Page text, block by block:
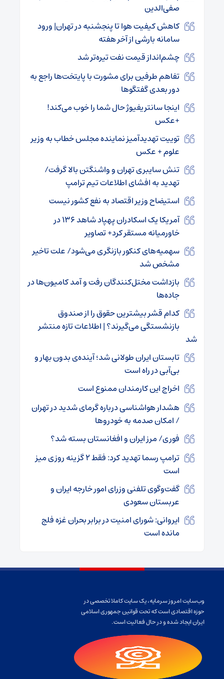
صفی‌الدین
کاهش کیفیت هوا تا پنجشنبه در تهران| ورود
سامانه بارشی از آخر هفته
چشم‌انداز قیمت نفت تیره‌تر شد
تفاهم طرفین برای مشورت با پایتخت‌ها راجع به
دور بعدی گفتگوها
اینجا سانتریفیوژ حال شما را خوب می‌کند!
+عکس
توییت تهدیدآمیز نماینده مجلس خطاب به وزیر
علوم + عکس
تنش سایبری تهران و واشنگتن بالا گرفت/
تهدید به افشای اطلاعات تیم ترامپ
استیضاح وزیر اقتصاد به نفع کشور نیست
آمریکا یک اسکادران پهپاد شاهد ۱۳۶ در
خاورمیانه مستقر کرد+ تصاویر
سهمیه‌های کنکور بازنگری می‌شود/ علت تاخیر
مشخص شد
بازداشت مختل‌کنندگان رفت و آمد کامیون‌ها در
جاده‌ها
کدام قشر بیشترین حقوق را از صندوق
بازنشستگی می‌گیرند؟ | اطلاعات تازه منتشر
شد
تابستان ایران طولانی شد؛ آینده‌ی بدون بهار و
بی‌آبی در راه است
اخراج این کارمندان ممنوع است
هشدار هواشناسی درباره گرمای شدید در تهران
/ امکان صدمه به خودروها
فوری/ مرز ایران و افغانستان بسته شد؟
ترامپ رسما تهدید کرد: فقط ۲ گزینه روزی میز
است
گفت‌وگوی تلفنی وزرای امور خارجه ایران و
عربستان سعودی
ایروانی: شورای امنیت در برابر بحران غزه فلج
مانده است
وب‌سایت امروز سرمایه، یک سایت کاملا تخصصی در
حوزه اقتصادی است که تحت قوانین جمهوری اسلامی
ایران ایجاد شده و در حال فعالیت است.